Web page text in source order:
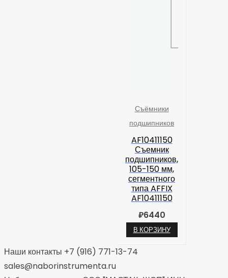
Съёмники
подшипников
AF10411150
Съемник
подшипников,
105-150 мм,
сегментного
типа AFFIX
AF10411150
₽6440
В КОРЗИНУ
Наши контакты +7 (916) 771-13-74
sales@naborinstrumenta.ru